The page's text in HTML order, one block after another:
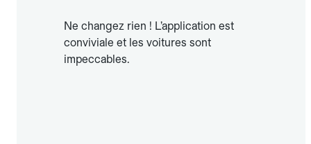
Ne changez rien ! L’application est
conviviale et les voitures sont
impeccables.